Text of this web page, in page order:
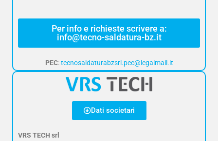
Per info e richieste scrivere a:
info@tecno-saldatura-bz.it
PEC:tecnosaldaturabzsrl.pec@legalmail.it
Dati societari
VRS TECH srl